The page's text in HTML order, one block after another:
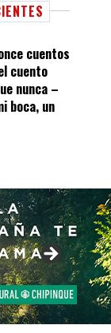
cuentos
cuento
nunca –
boca, un